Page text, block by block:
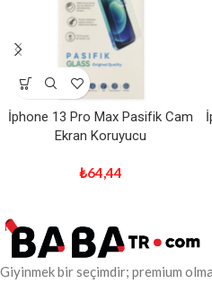
İphone 13 Pro Max Pasifik Cam
Ekran Koruyucu
₺64,44
Giyinmek bir seçimdir; premium